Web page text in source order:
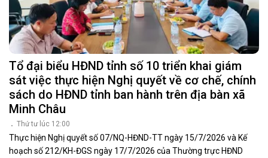
Tổ đại biểu HĐND tỉnh số 10 triển khai giám
sát việc thực hiện Nghị quyết về cơ chế, chính
sách do HĐND tỉnh ban hành trên địa bàn xã
Minh Châu
Thứ tư lúc 12:00
Thực hiện Nghị quyết số 07/NQ-HĐND-TT ngày 15/7/2026 và Kế
hoạch số 212/KH-ĐGS ngày 17/7/2026 của Thường trực HĐND